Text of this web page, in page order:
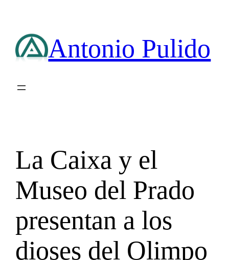
contenido Antonio Pulido
La Caixa y el
Museo del Prado
presentan a los
dioses del Olimpo